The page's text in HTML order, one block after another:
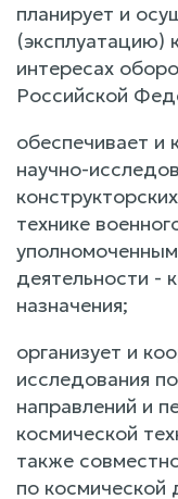
планирует и
(эксплуатацию)
интересах
Российской
обеспечивает и
научно-
технике
деятельности -
назначения;
организует и
исследования
направлений и
космической
также
по космической